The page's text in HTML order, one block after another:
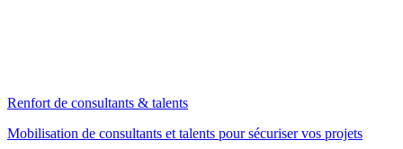
Renfort de consultants & talents
Mobilisation de consultants et talents pour sécuriser vos projets